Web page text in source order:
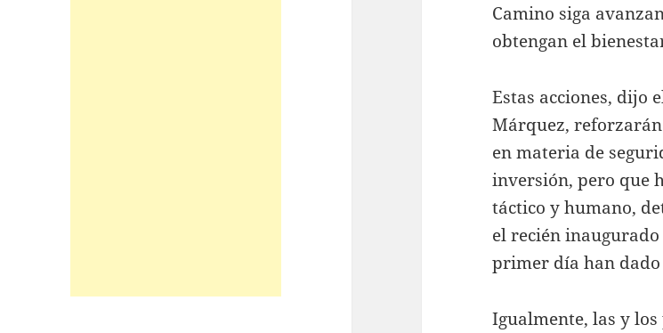
Camino siga
obtengan el
Estas acciones, dijo
Márquez,
en materia de
inversión, pero que
táctico y humano,
el recién inaugurado
primer día han
Igualmente, las y